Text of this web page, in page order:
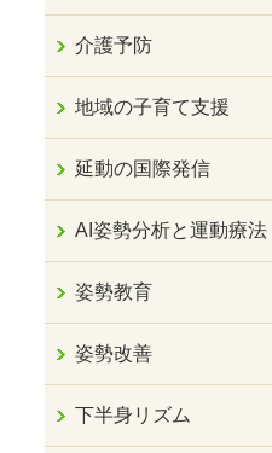
介護予防
地域の子育て支援
延動の国際発信
AI姿勢分析と運動療法
姿勢教育
姿勢改善
下半身リズム